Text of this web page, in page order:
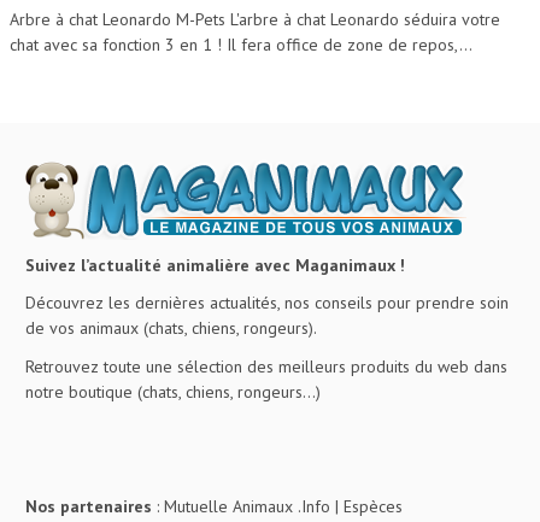
Arbre à chat Leonardo M-Pets L'arbre à chat Leonardo séduira votre
chat avec sa fonction 3 en 1 ! Il fera office de zone de repos,...
Suivez l’actualité animalière avec Maganimaux !
Découvrez les dernières actualités, nos conseils pour prendre soin
de vos animaux (chats, chiens, rongeurs).
Retrouvez toute une sélection des meilleurs produits du web dans
notre boutique (chats, chiens, rongeurs…)
Nos partenaires : Mutuelle Animaux .Info | Espèces